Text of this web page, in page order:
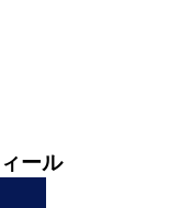
ール